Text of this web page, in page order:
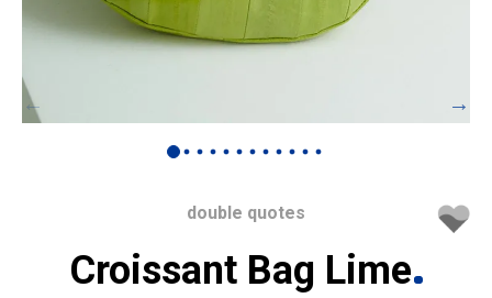
double quotes
Croissant Bag Lime